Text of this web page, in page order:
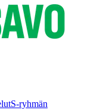
S-ryhmän